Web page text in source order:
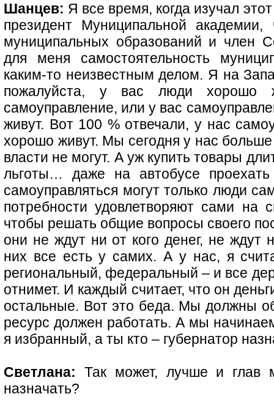
Шанцев: Я все время, когда изучал
президент Муниципальной академии,
муниципальных образований и член
для меня самостоятельность
каким-то неизвестным делом. Я на
пожалуйста, у вас люди хорошо
самоуправление, или у вас
живут. Вот 100 % отвечали, у нас
хорошо живут. Мы сегодня у нас
власти не могут. А уж купить товары
льготы… даже на автобусе
самоуправляться могут только люди
потребности удовлетворяют сами на
чтобы решать общие вопросы своего
они не ждут ни от кого денег, не ждут
них все есть у самих. А у нас, я
региональный, федеральный – и все
отнимет. И каждый считает, что он
остальные. Вот это беда. Мы должны
ресурс должен работать. А мы
я избранный, а ты кто – губернатор
Светлана: Так может, лучше и глав
назначать?